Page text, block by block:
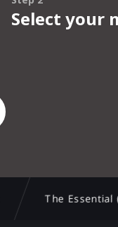
The Essential